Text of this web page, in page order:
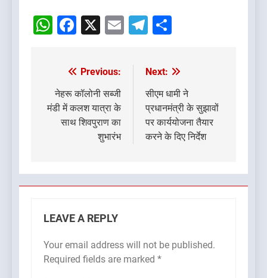
WhatsApp
Facebook
X EmailTelegram
Post
navigation
Previous:
नेहरू कॉलोनी सब्जी
मंडी में कलश यात्रा के
साथ शिवपुराण का
शुभारंभ
Next:
सीएम धामी ने
प्रधानमंत्री के सुझावों
पर कार्ययोजना तैयार
करने के दिए निर्देश
LEAVE A REPLY
Your email address will not be published.
Required fields are marked *